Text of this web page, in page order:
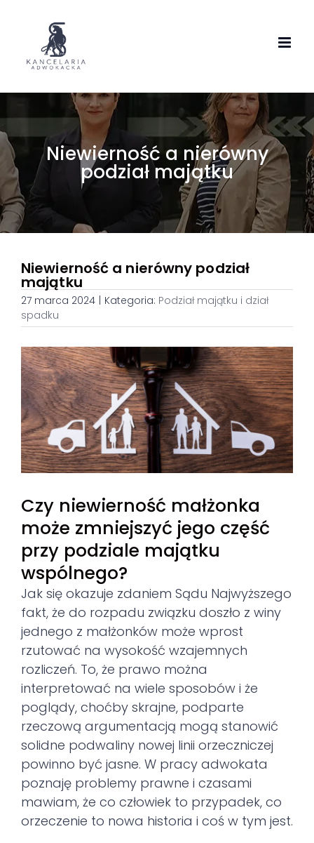
content
Niewierność a nierówny
podział majątku
Niewierność a nierówny podział
majątku
27 marca 2024 Kategoria: Podział majątku i dział
spadku
View
Larger
Image
Czy niewierność małżonka
może zmniejszyć jego część
przy podziale majątku
wspólnego?
Jak się okazuje zdaniem Sądu Najwyższego
fakt, że do rozpadu związku doszło z winy
jednego z małżonków może wprost
rzutować na wysokość wzajemnych
rozliczeń. To, że prawo można
interpretować na wiele sposobów i że
poglądy, choćby skrajne, podparte
rzeczową argumentacją mogą stanowić
solidne podwaliny nowej linii orzeczniczej
powinno być jasne. W pracy adwokata
poznaję problemy prawne i czasami
mawiam, że co człowiek to przypadek, co
orzeczenie to nowa historia i coś w tym jest.